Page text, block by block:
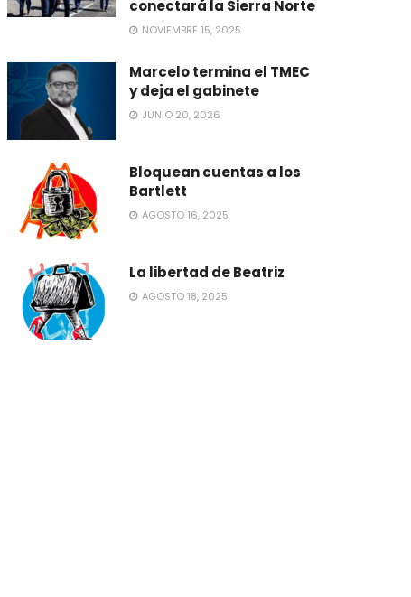
conectará la Sierra Norte
NOVIEMBRE 15, 2025
Marcelo termina el TMEC
y deja el gabinete
JUNIO 20, 2026
Bloquean cuentas a los
Bartlett
AGOSTO 16, 2025
La libertad de Beatriz
AGOSTO 18, 2025